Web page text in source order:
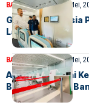
BANDARABERITA23 Mei,
Garuda Indonesia
Lansia
BANDARABERITA16 Mei,
AP II Siap Layani
Banyak Melalui